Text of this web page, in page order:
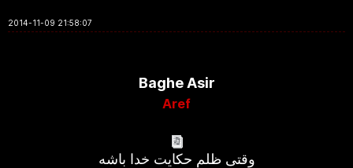
2014-11-09 21:58:07
Baghe Asir
Aref
وقتی ظلم حکایت خدا باشه